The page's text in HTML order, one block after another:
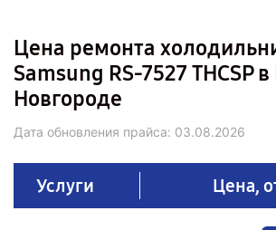
Цена ремонта
Samsung RS-7527 THCSP
Новгороде
Дата обновления прайса: 03.08.2026
Услуги Цена,